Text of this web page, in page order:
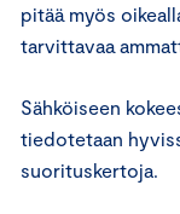
pitää myös
tarvittavaa
Sähköiseen
tiedotetaan
suorituskertoja.